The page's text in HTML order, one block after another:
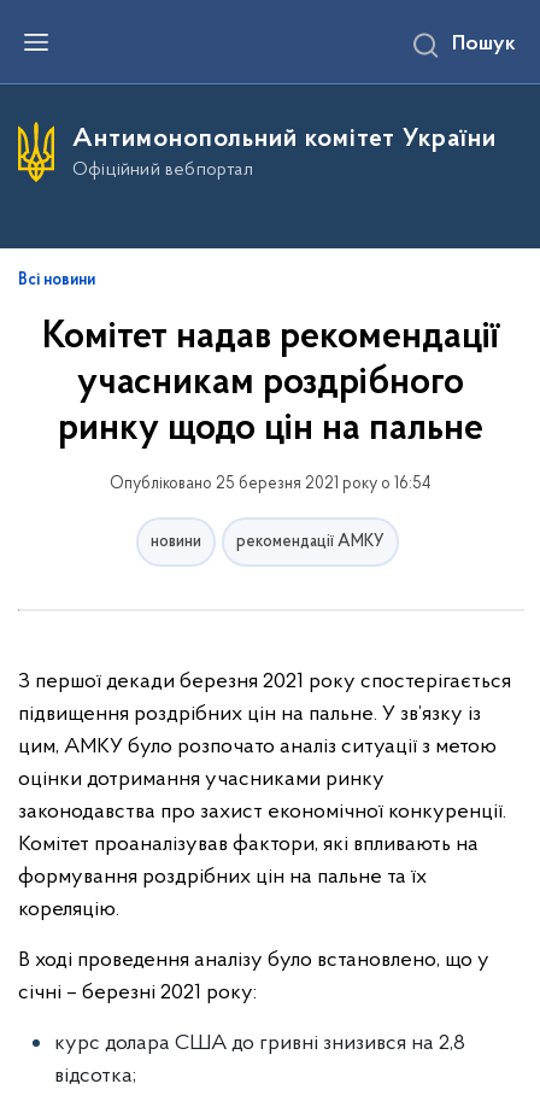
е
и
д
в
Пошук
Антимонопольний комітет України
Офіційний вебпортал
Всі новини
Комітет надав рекомендації
учасникам роздрібного
ринку щодо цін на пальне
Опубліковано 25 березня 2021 року о 16:54
новини рекомендації АМКУ
З першої декади березня 2021 року спостерігається
підвищення роздрібних цін на пальне. У зв’язку із
цим, АМКУ було розпочато аналіз ситуації з метою
оцінки дотримання учасниками ринку
законодавства про захист економічної конкуренції.
Комітет проаналізував фактори, які впливають на
формування роздрібних цін на пальне та їх
кореляцію.
В ході проведення аналізу було встановлено, що у
січні – березні 2021 року:
курс долара США до гривні знизився на 2,8
відсотка;